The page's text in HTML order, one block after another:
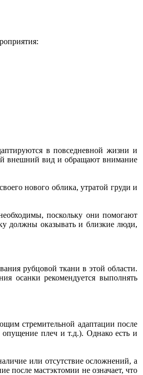
в повседневной жизни и
внешний вид и обращают внимание
нового облика, утратой груди и
поскольку они помогают
должны оказывать и близкие люди,
рубцовой ткани в этой области.
осанки рекомендуется выполнять
стремительной адаптации после
опущение плеч и т.д.). Однако есть и
или отсутствие осложнений, а
после мастэктомии не означает, что